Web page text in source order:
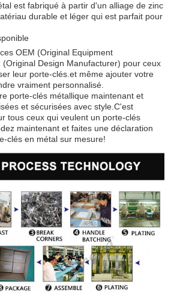
est fabriqué à partir d'un alliage de zinc
durable et léger qui est parfait pour
OEM (Original Equipment
Design Manufacturer) pour ceux
leur porte-clés.et même ajouter votre
vraiment personnalisé.
porte-clés métallique maintenant et
et sécurisées avec style.C'est
tous ceux qui veulent un porte-clés
maintenant et faites une déclaration
clés en métal sur mesure!